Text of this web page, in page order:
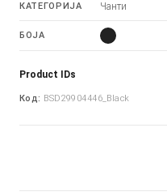
КАТЕГОРИЈА Чанти
БОЈА
Product IDs
Код: BSD29904446_Black